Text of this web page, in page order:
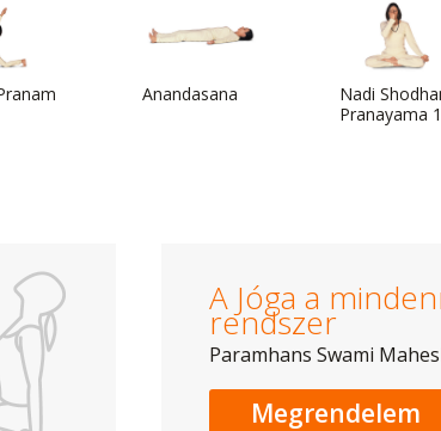
Anandasana
Nadi
Pranayama
A Jóga a
rendszer
Paramhans Swami
Megrendelem